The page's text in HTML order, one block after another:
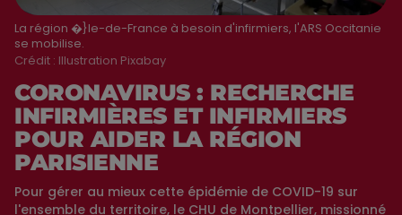
La région �}le-de-France à besoin d'infirmiers, l'ARS Occitanie
se mobilise.
Crédit : Illustration Pixabay
CORONAVIRUS : RECHERCHE
INFIRMIÈRES ET INFIRMIERS
POUR AIDER LA RÉGION
PARISIENNE
Pour gérer au mieux cette épidémie de COVID-19 sur
l'ensemble du territoire, le CHU de Montpellier, missionné